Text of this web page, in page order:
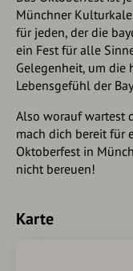
Münchner
für jeden, der die
ein Fest für alle
Gelegenheit, um die
Lebensgefühl der
Also worauf wartest
mach dich bereit für
Oktoberfest in
nicht bereuen!
Karte